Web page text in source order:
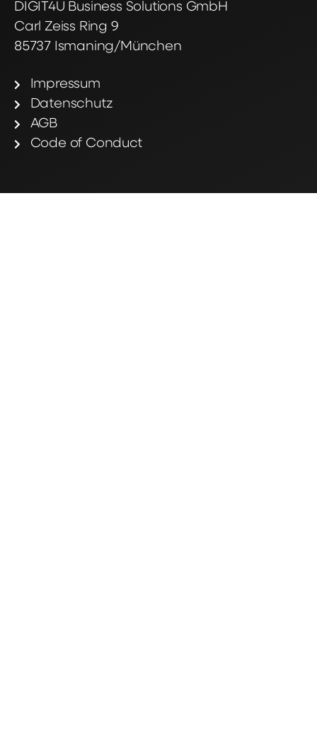
DIGIT4U Business Solutions GmbH
Carl Zeiss Ring 9
85737 Ismaning/München
Impressum
Datenschutz
AGB
Code of Conduct